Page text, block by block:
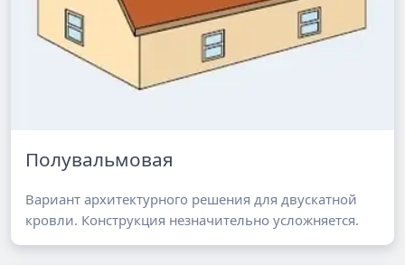
Полувальмовая
Вариант архитектурного решения для двускатной
кровли. Конструкция незначительно усложняется.